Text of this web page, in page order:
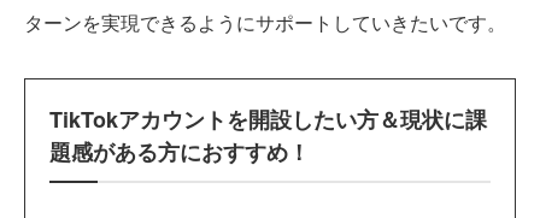
ターンを実現できるようにサポートしていきたいです。
TikTokアカウントを開設したい方＆現状に課
題感がある方におすすめ！